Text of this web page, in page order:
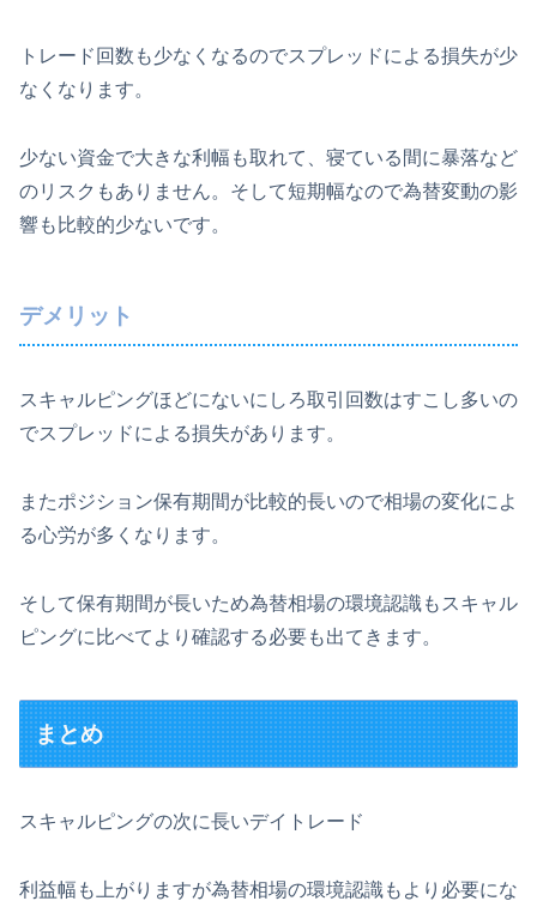
トレード回数も少なくなるのでスプレッドによる損失が少
なくなります。
少ない資金で大きな利幅も取れて、寝ている間に暴落など
のリスクもありません。そして短期幅なので為替変動の影
響も比較的少ないです。
デメリット
スキャルピングほどにないにしろ取引回数はすこし多いの
でスプレッドによる損失があります。
またポジション保有期間が比較的長いので相場の変化によ
る心労が多くなります。
そして保有期間が長いため為替相場の環境認識もスキャル
ピングに比べてより確認する必要も出てきます。
まとめ
スキャルピングの次に長いデイトレード
利益幅も上がりますが為替相場の環境認識もより必要にな